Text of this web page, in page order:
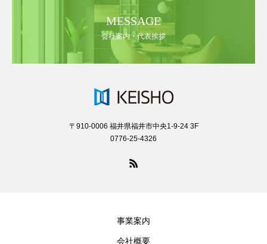
MESSAGE
会社案内・代表挨拶
〒910-0006 福井県福井市中央1-9-24 3F
0776-25-4326
事業案内
会社概要